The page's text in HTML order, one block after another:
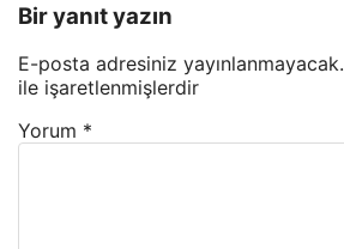
Bir yanıt yazın
E-posta adresiniz yayınlanmayacak.
ile işaretlenmişlerdir
Yorum *